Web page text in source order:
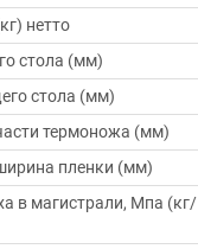
нетто
стола (мм)
стола (мм)
термоножа (мм)
пленки (мм)
в магистрали, Мпа (кг/